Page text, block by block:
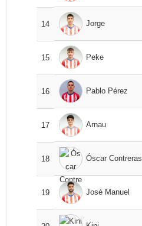
14 Jorge
15 Peke
16 Pablo Pérez
17 Arnau
18 Óscar Contreras
19 José Manuel